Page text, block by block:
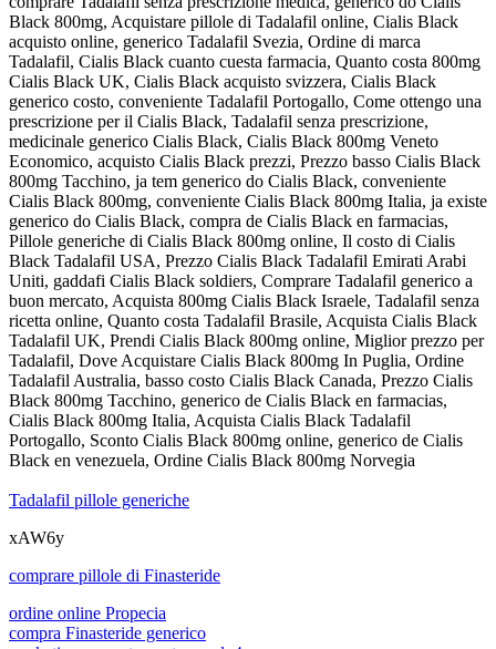
Black 800mg, Acquistare pillole di Tadalafil online, Cialis Black
acquisto online, generico Tadalafil Svezia, Ordine di marca
Tadalafil, Cialis Black cuanto cuesta farmacia, Quanto costa 800mg
Cialis Black UK, Cialis Black acquisto svizzera, Cialis Black
generico costo, conveniente Tadalafil Portogallo, Come ottengo una
prescrizione per il Cialis Black, Tadalafil senza prescrizione,
medicinale generico Cialis Black, Cialis Black 800mg Veneto
Economico, acquisto Cialis Black prezzi, Prezzo basso Cialis Black
800mg Tacchino, ja tem generico do Cialis Black, conveniente
Cialis Black 800mg, conveniente Cialis Black 800mg Italia, ja existe
generico do Cialis Black, compra de Cialis Black en farmacias,
Pillole generiche di Cialis Black 800mg online, Il costo di Cialis
Black Tadalafil USA, Prezzo Cialis Black Tadalafil Emirati Arabi
Uniti, gaddafi Cialis Black soldiers, Comprare Tadalafil generico a
buon mercato, Acquista 800mg Cialis Black Israele, Tadalafil senza
ricetta online, Quanto costa Tadalafil Brasile, Acquista Cialis Black
Tadalafil UK, Prendi Cialis Black 800mg online, Miglior prezzo per
Tadalafil, Dove Acquistare Cialis Black 800mg In Puglia, Ordine
Tadalafil Australia, basso costo Cialis Black Canada, Prezzo Cialis
Black 800mg Tacchino, generico de Cialis Black en farmacias,
Cialis Black 800mg Italia, Acquista Cialis Black Tadalafil
Portogallo, Sconto Cialis Black 800mg online, generico de Cialis
Black en venezuela, Ordine Cialis Black 800mg Norvegia
Tadalafil pillole generiche
xAW6y
comprare pillole di Finasteride
ordine online Propecia
compra Finasteride generico